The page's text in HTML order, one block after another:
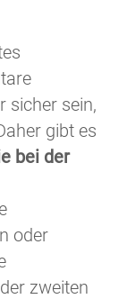
sicher sein,
gibt es
bei der
oder
zweiten